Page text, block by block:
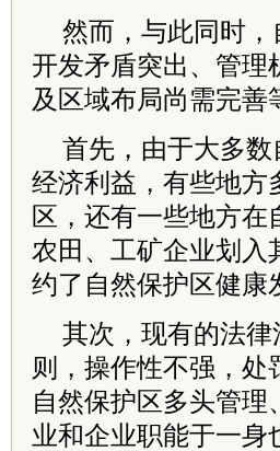
然而，与此同时
开发矛盾突出、管理
及区域布局尚需完善
首先，由于大多
经济利益，有些地方
区，还有一些地方
农田、工矿企业划入
约了自然保护区健康
其次，现有的法
则，操作性不强，处
自然保护区多头管
业和企业职能于一身